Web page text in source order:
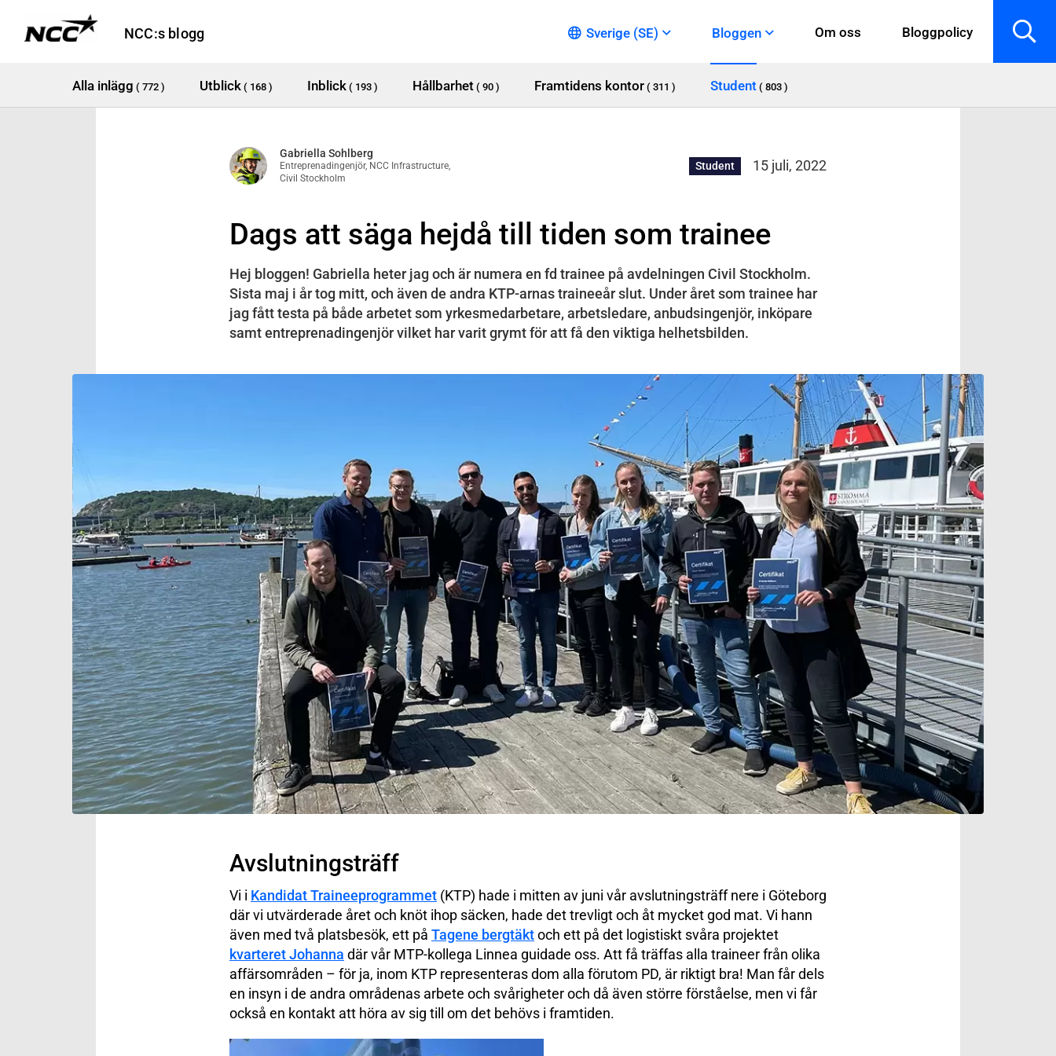
NCC:s blogg Sverige (SE) Bloggen Om oss Bloggpolicy
Alla inlägg ( 772 ) Utblick ( 168 ) Inblick ( 193 ) Hållbarhet ( 90 ) Framtidens kontor ( 311 ) Student ( 803 )
Gabriella Sohlberg
Entreprenadingenjör, NCC Infrastructure,
Civil Stockholm
Student 15 juli, 2022
Dags att säga hejdå till tiden som trainee
Hej bloggen! Gabriella heter jag och är numera en fd trainee på avdelningen Civil Stockholm.
Sista maj i år tog mitt, och även de andra KTP-arnas traineeår slut. Under året som trainee har
jag fått testa på både arbetet som yrkesmedarbetare, arbetsledare, anbudsingenjör, inköpare
samt entreprenadingenjör vilket har varit grymt för att få den viktiga helhetsbilden.
Avslutningsträff
Vi i Kandidat Traineeprogrammet (KTP) hade i mitten av juni vår avslutningsträff nere i Göteborg
där vi utvärderade året och knöt ihop säcken, hade det trevligt och åt mycket god mat. Vi hann
även med två platsbesök, ett på Tagene bergtäktoch ett på det logistiskt svåra projektet
kvarteret Johanna där vår MTP-kollega Linnea guidade oss. Att få träffas alla traineer från olika
affärsområden – för ja, inom KTP representeras dom alla förutom PD, är riktigt bra! Man får dels
en insyn i de andra områdenas arbete och svårigheter och då även större förståelse, men vi får
också en kontakt att höra av sig till om det behövs i framtiden.